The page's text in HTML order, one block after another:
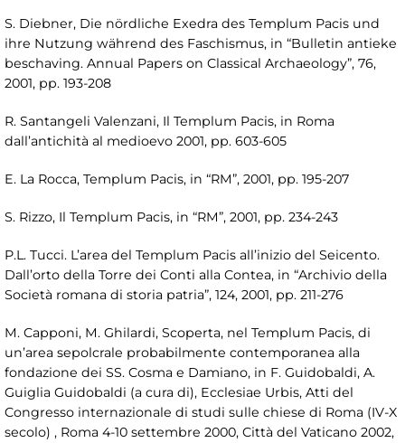
S. Diebner, Die nördliche Exedra des Templum Pacis und
ihre Nutzung während des Faschismus, in “Bulletin antieke
beschaving. Annual Papers on Classical Archaeology”, 76,
2001, pp. 193-208
R. Santangeli Valenzani, Il Templum Pacis, in Roma
dall’antichità al medioevo 2001, pp. 603-605
E. La Rocca, Templum Pacis, in “RM”, 2001, pp. 195-207
S. Rizzo, Il Templum Pacis, in “RM”, 2001, pp. 234-243
P.L. Tucci. L’area del Templum Pacis all’inizio del Seicento.
Dall’orto della Torre dei Conti alla Contea, in “Archivio della
Società romana di storia patria”, 124, 2001, pp. 211-276
M. Capponi, M. Ghilardi, Scoperta, nel Templum Pacis, di
un’area sepolcrale probabilmente contemporanea alla
fondazione dei SS. Cosma e Damiano, in F. Guidobaldi, A.
Guiglia Guidobaldi (a cura di), Ecclesiae Urbis, Atti del
Congresso internazionale di studi sulle chiese di Roma (IV-X
secolo) , Roma 4-10 settembre 2000, Città del Vaticano 2002,